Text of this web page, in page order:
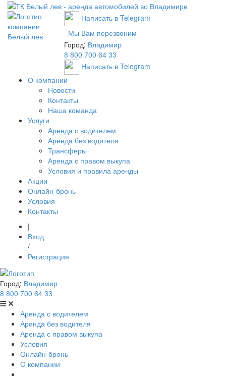
Написать в Telegram
Мы Вам перезвоним
Город: Владимир
8 800 700 64 33
Написать в Telegram
О компании
Новости
Контакты
Наша команда
Услуги
Аренда с водителем
Аренда без водителя
Трансферы
Аренда с правом выкупа
Условия и правила аренды
Акции
Онлайн-бронь
Условия
Контакты
|
Вход
/
Регистрация
Город: Владимир
8 800 700 64 33
Аренда с водителем
Аренда без водителя
Аренда с правом выкупа
Условия
Онлайн-бронь
О компании